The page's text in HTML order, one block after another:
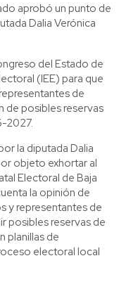
aprobó un punto de
Dalia Verónica
del Estado de
(IEE) para que
de
de posibles reservas
2027.
la diputada Dalia
objeto exhortar al
Electoral de Baja
la opinión de
y representantes de
posibles reservas de
planillas de
electoral local